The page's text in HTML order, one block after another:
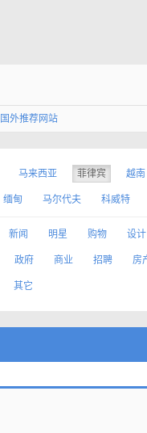
国外推荐网站
马来西亚 菲律宾 越南
缅甸 马尔代夫 科威特
新闻 明星 购物 设计
政府 商业 招聘 房
其它